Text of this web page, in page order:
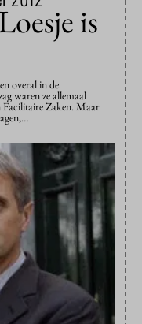
is
overal in de
waren ze allemaal
Facilitaire Zaken. Maar